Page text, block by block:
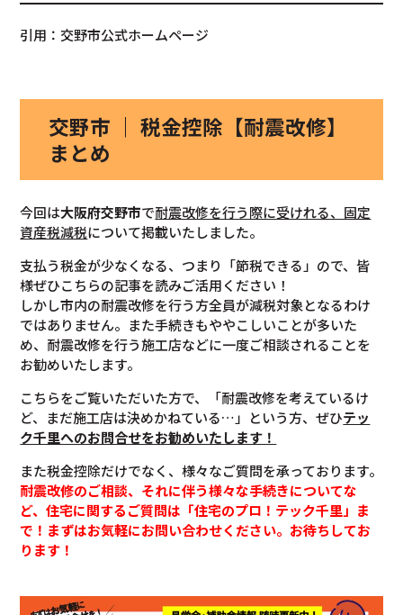
引用：交野市公式ホームページ
交野市 ｜ 税金控除【耐震改修】
まとめ
今回は大阪府交野市で耐震改修を行う際に受けれる、固定
資産税減税について掲載いたしました。
支払う税金が少なくなる、つまり「節税できる」ので、皆
様ぜひこちらの記事を読みご活用ください！
しかし市内の耐震改修を行う方全員が減税対象となるわけ
ではありません。また手続きもややこしいことが多いた
め、耐震改修を行う施工店などに一度ご相談されることを
お勧めいたします。
こちらをご覧いただいた方で、「耐震改修を考えているけ
ど、まだ施工店は決めかねている…」という方、ぜひテッ
ク千里へのお問合せをお勧めいたします！
また税金控除だけでなく、様々なご質問を承っております。
耐震改修のご相談、それに伴う様々な手続きについてな
ど、住宅に関するご質問は「住宅のプロ！テック千里」ま
で！まずはお気軽にお問い合わせください。お待ちしてお
ります！